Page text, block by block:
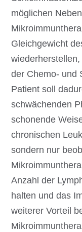
möglichen
Gleichgewicht
der Chemo- und
Patient soll
schwächenden
schonende
chronischen
sondern nur
Anzahl der
halten und das
weiterer Vorteil